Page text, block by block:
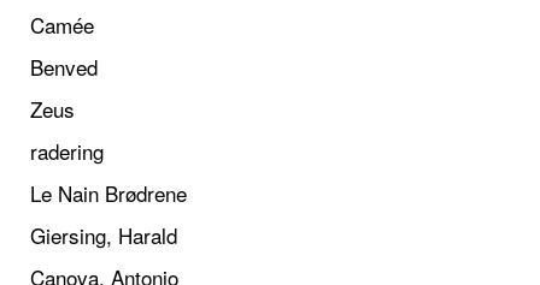
Camée
Benved
Zeus
radering
Le Nain Brødrene
Giersing, Harald
Canova, Antonio